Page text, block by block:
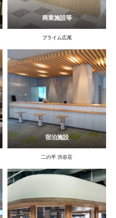
商業施設等
プライム広尾
宿泊施設
二の平 渋谷荘